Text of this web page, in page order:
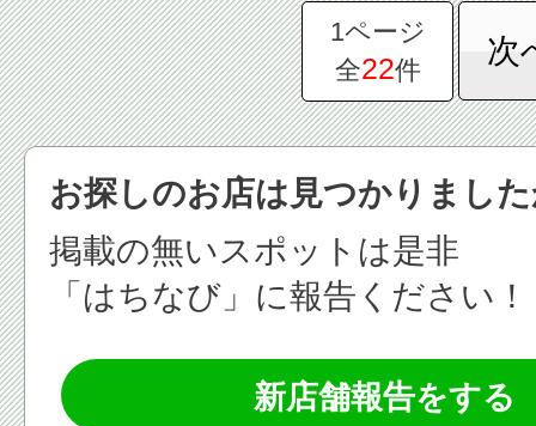
1ページ
全22件
次
お探しのお店は見つかりまし
掲載の無いスポットは是非
「はちなび」に報告ください！
新店舗報告をする